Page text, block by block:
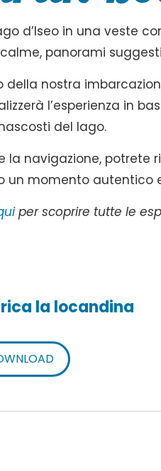
d’Iseo in una veste
panorami
della nostra
l’esperienza in
del lago.
la navigazione, potrete
un momento autentico
per scoprire tutte le
la locandina